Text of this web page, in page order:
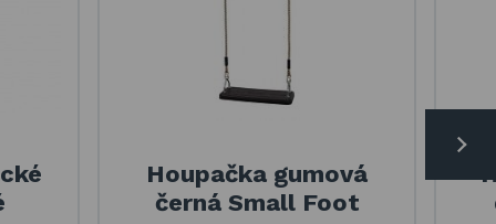
Houpačka gumová
černá Small Foot